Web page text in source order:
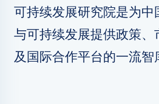
可持续发展研究院是为中
与可持续发展提供政策、
及国际合作平台的一流智